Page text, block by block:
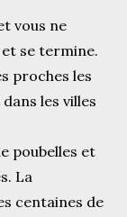
vous ne
se termine.
proches les
les villes
poubelles et
La
centaines de